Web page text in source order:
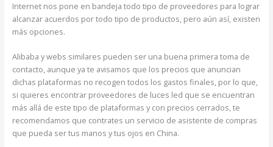
Internet nos pone en bandeja todo tipo de proveedores para lograr
alcanzar acuerdos por todo tipo de productos, pero aún así, existen
más opciones.
Alibaba y webs similares pueden ser una buena primera toma de
contacto, aunque ya te avisamos que los precios que anuncian
dichas plataformas no recogen todos los gastos finales, por lo que,
si quieres encontrar proveedores de luces led que se encuentran
más allá de este tipo de plataformas y con precios cerrados, te
recomendamos que contrates un servicio de asistente de compras
que pueda ser tus manos y tus ojos en China.